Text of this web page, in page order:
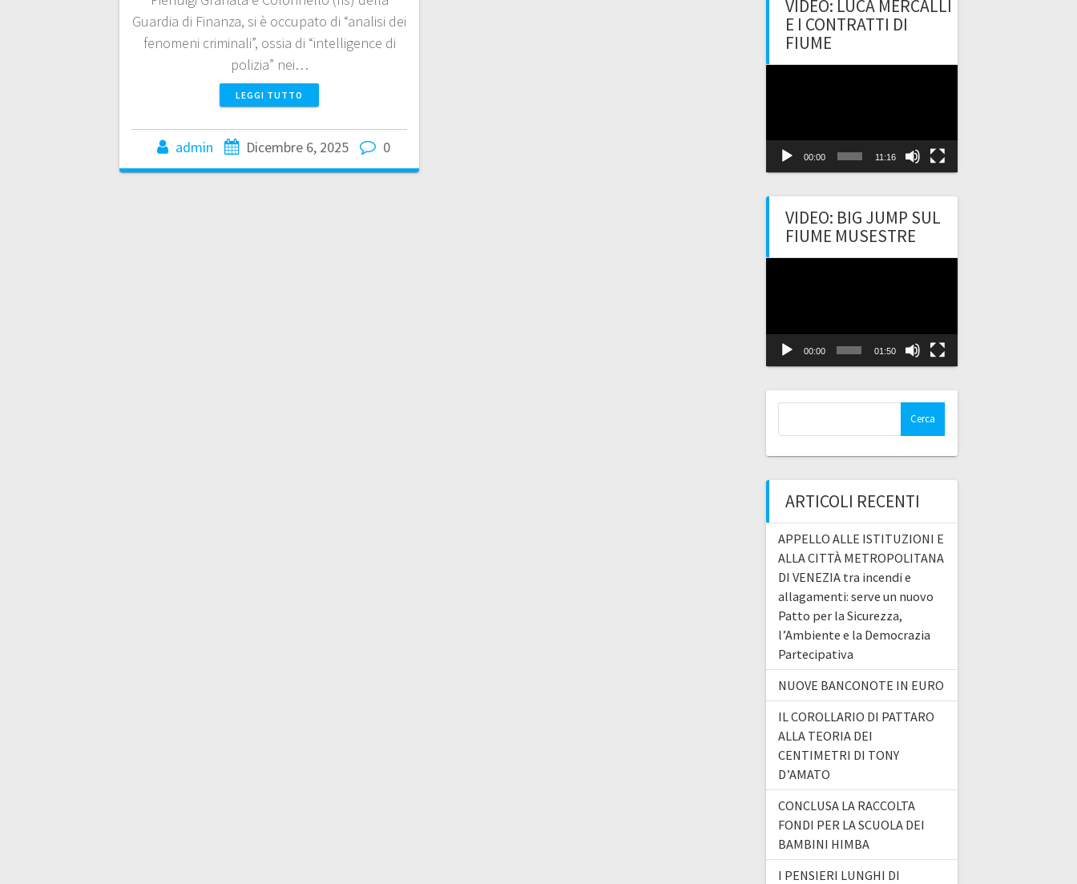
Guardia di Finanza, si è occupato di “analisi dei
fenomeni criminali”, ossia di “intelligence di
polizia” nei…
LEGGI TUTTO
admin Dicembre 6, 2025 0
VIDEO: LUCA MERCALLI
E I CONTRATTI DI
FIUME
00:00 11:16
VIDEO: BIG JUMP SUL
FIUME MUSESTRE
00:00 01:50
ARTICOLI RECENTI
APPELLO ALLE ISTITUZIONI E
ALLA CITTÀ METROPOLITANA
DI VENEZIA tra incendi e
allagamenti: serve un nuovo
Patto per la Sicurezza,
l’Ambiente e la Democrazia
Partecipativa
NUOVE BANCONOTE IN EURO
IL COROLLARIO DI PATTARO
ALLA TEORIA DEI
CENTIMETRI DI TONY
D’AMATO
CONCLUSA LA RACCOLTA
FONDI PER LA SCUOLA DEI
BAMBINI HIMBA
I PENSIERI LUNGHI DI